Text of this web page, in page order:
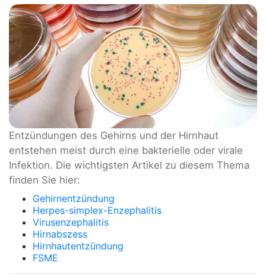
Entzündungen des Gehirns und der Hirnhaut
entstehen meist durch eine bakterielle oder virale
Infektion. Die wichtigsten Artikel zu diesem Thema
finden Sie hier:
Gehirnentzündung
Herpes-simplex-Enzephalitis
Virusenzephalitis
Hirnabszess
Hirnhautentzündung
FSME